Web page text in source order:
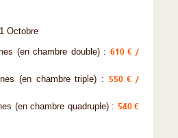
Octobre
(en chambre double) : 610 € /
(en chambre triple) : 550 € /
(en chambre quadruple) : 540 €